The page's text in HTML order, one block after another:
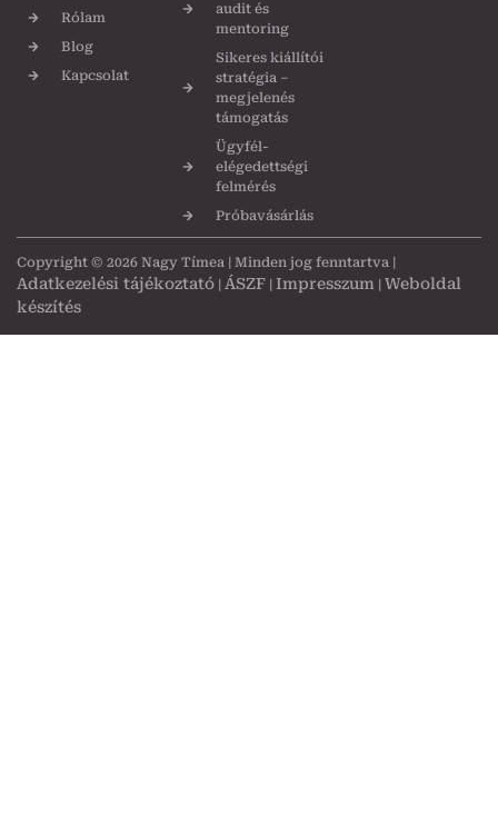
Rólam
Blog
Kapcsolat
audit és
mentoring
Sikeres kiállítói
stratégia –
megjelenés
támogatás
Ügyfél-
elégedettségi
felmérés
Próbavásárlás
Copyright © 2026 Nagy Tímea | Minden jog fenntartva |
Adatkezelési tájékoztató ÁSZF Impresszum Weboldal
készítés